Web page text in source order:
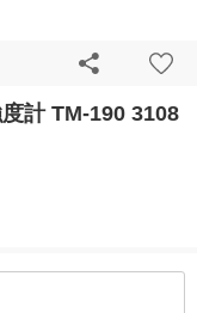
計 TM-190 3108